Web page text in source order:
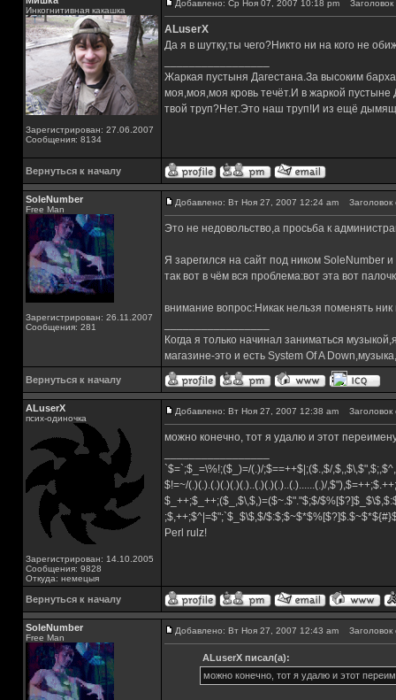
Инкогнитивная какашка
Зарегистрирован: 27.06.2007
Сообщения: 8134
Добавлено: Ср Ноя 07, 2007 10:18 pm
ALuserX
Да я в шутку,ты чего?Никто ни на кого не
Жаркая пустыня Дагестана.За высоким
моя,моя,моя кровь течёт.И в жаркой
твой труп?Нет.Это наш труп!И из ещё
Вернуться к началу
SoleNumber
Free Man
Зарегистрирован: 26.11.2007
Сообщения: 281
Добавлено: Вт Ноя 27, 2007 12:24 am Заголовок
Это не недовольство,а просьба к
Я зарегился на сайт под ником SoleNumber
так вот в чём вся проблема:вот эта вот
внимание вопрос:Никак нельзя поменять
Когда я только начинал заниматься
магазине-это и есть System Of A
Вернуться к началу
ALuserX
псих-одиночка
Зарегистрирован: 14.10.2005
Сообщения: 9828
Откуда: немецыя
Добавлено: Вт Ноя 27, 2007 12:38 am Заголовок
можно конечно, тот я удалю и этот
`$=`;$_=\%!;($_)=/(.)/;$==++$|;($.,$/
$!=~/(.)(.).(.)(.)(.)(.)..(.)(.)(.)..(.)......(.)/
$_++;$_++;($_,$\,$,)=($~.$"."$;$/
;$,++;$^|=$";`$_$\$,$/
Perl rulz!
Вернуться к началу
SoleNumber
Free Man
Добавлено: Вт Ноя 27, 2007 12:43 am Заголовок
ALuserX писал(а):
можно конечно, тот я удалю и этот